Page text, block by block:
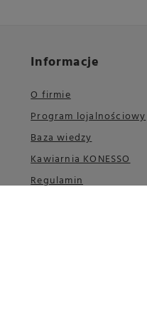
Informacje
O firmie
Program lojalnościowy
Baza wiedzy
Kawiarnia KONESSO
Regulamin